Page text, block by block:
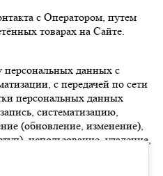
с Оператором, путем
товарах на Сайте.
персональных данных с
с передачей по сети
персональных данных
систематизацию,
(обновление, изменение),
использование, удаление,